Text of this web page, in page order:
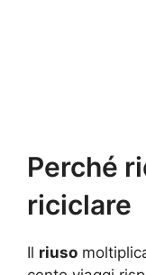
Perché
riciclare
Il riuso